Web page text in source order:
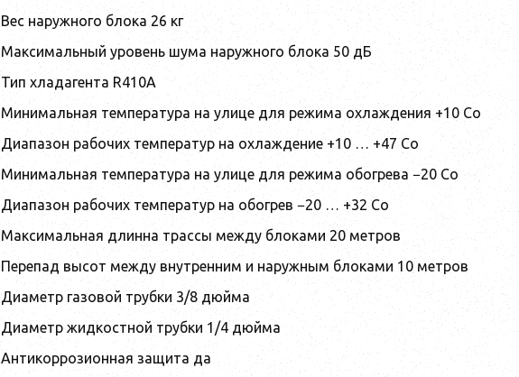
Вес наружного блока 26 кг
Максимальный уровень шума наружного блока 50 дБ
Тип хладагента R410A
Минимальная температура на улице для режима охлаждения +10 Co
Диапазон рабочих температур на охлаждение +10 … +47 Co
Минимальная температура на улице для режима обогрева −20 Co
Диапазон рабочих температур на обогрев −20 … +32 Co
Максимальная длинна трассы между блоками 20 метров
Перепад высот между внутренним и наружным блоками 10 метров
Диаметр газовой трубки 3/8 дюйма
Диаметр жидкостной трубки 1/4 дюйма
Антикоррозионная защита да